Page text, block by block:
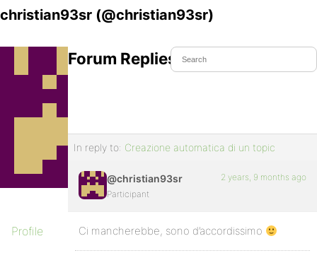
christian93sr (@christian93sr)
Profile
Forum Replies Created
In reply to: Creazione automatica di un topic
@christian93sr
Participant
2 years, 9 months ago
Ci mancherebbe, sono d’accordissimo